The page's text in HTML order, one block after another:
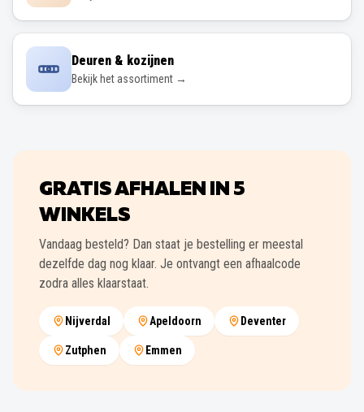
Deuren & kozijnen
Bekijk het assortiment →
GRATIS AFHALEN IN 5
WINKELS
Vandaag besteld? Dan staat je bestelling er meestal
dezelfde dag nog klaar. Je ontvangt een afhaalcode
zodra alles klaarstaat.
Nijverdal Apeldoorn Deventer
Zutphen Emmen